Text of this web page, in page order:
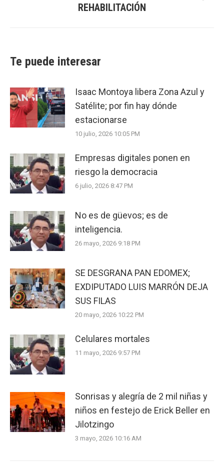
post:
REHABILITACIÓN
Te puede interesar
Isaac Montoya libera Zona Azul y
Satélite; por fin hay dónde
estacionarse
10 julio, 2026 10:05 PM
Empresas digitales ponen en
riesgo la democracia
6 julio, 2026 8:47 PM
No es de güevos; es de
inteligencia.
26 mayo, 2026 9:18 PM
SE DESGRANA PAN EDOMEX;
EXDIPUTADO LUIS MARRÓN DEJA
SUS FILAS
20 mayo, 2026 10:22 PM
Celulares mortales
11 mayo, 2026 9:57 PM
Sonrisas y alegría de 2 mil niñas y
niños en festejo de Erick Beller en
Jilotzingo
3 mayo, 2026 10:16 AM